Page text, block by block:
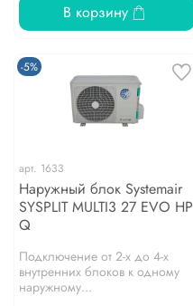
В корзину
-5%
арт. 1633
Наружный блок Systemair
SYSPLIT MULTI3 27 EVO HP
Q
Подключение от 2-х до 4-х
внутренних блоков к одному
наружному...